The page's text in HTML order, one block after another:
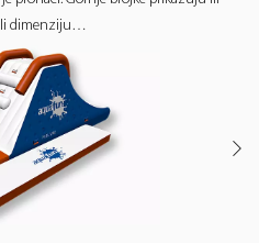
dimenziju…
NA